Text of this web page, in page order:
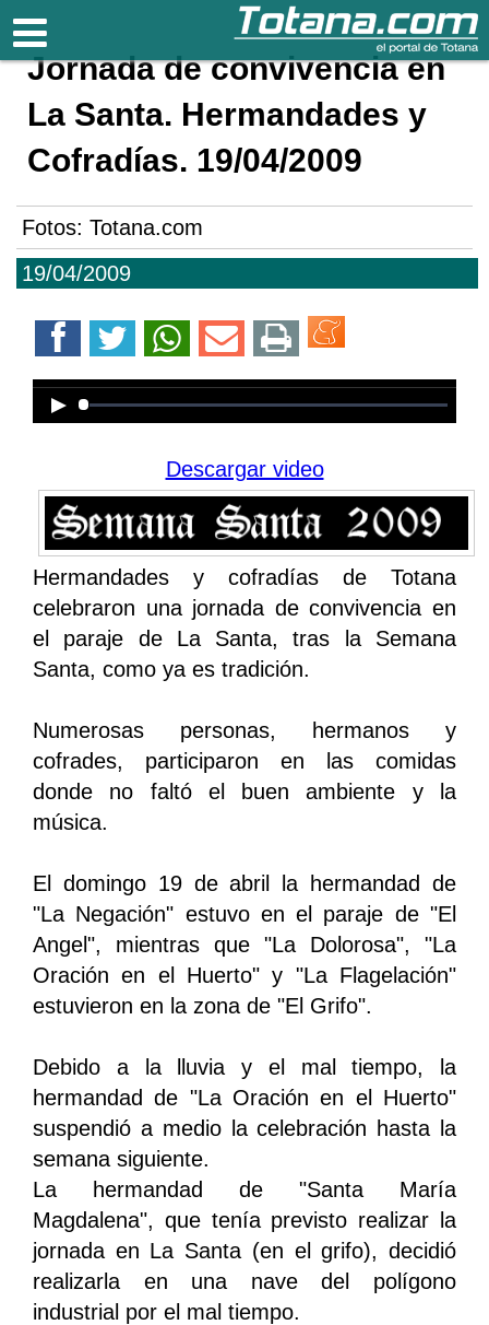
Totana.com
19/04/2009
Jornada de convivencia en
La Santa. Hermandades y
Cofradías. 19/04/2009
Fotos: Totana.com
Error loading media: File could not
be played
Descargar video
Hermandades y cofradías de Totana
celebraron una jornada de convivencia en
el paraje de La Santa, tras la Semana
Santa, como ya es tradición.
Numerosas personas, hermanos y
cofrades, participaron en las comidas
donde no faltó el buen ambiente y la
música.
El domingo 19 de abril la hermandad de
"La Negación" estuvo en el paraje de "El
Angel", mientras que "La Dolorosa", "La
Oración en el Huerto" y "La Flagelación"
estuvieron en la zona de "El Grifo".
Debido a la lluvia y el mal tiempo, la
hermandad de "La Oración en el Huerto"
suspendió a medio la celebración hasta la
semana siguiente.
La hermandad de "Santa María
Magdalena", que tenía previsto realizar la
jornada en La Santa (en el grifo), decidió
realizarla en una nave del polígono
industrial por el mal tiempo.